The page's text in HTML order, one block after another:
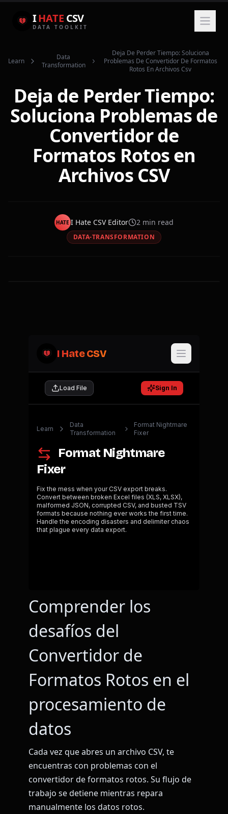
IHATE CSV
DATA TOOLKIT
Learn
Data
Transformation
Deja De Perder Tiempo: Soluciona
Problemas De Convertidor De Formatos
Rotos En Archivos Csv
Deja de Perder Tiempo:
Soluciona Problemas de
Convertidor de
Formatos Rotos en
Archivos CSV
HATE I Hate CSV Editor 2 min read
DATA-TRANSFORMATION
Comprender los
desafíos del
Convertidor de
Formatos Rotos en el
procesamiento de
datos
Cada vez que abres un archivo CSV, te
encuentras con problemas con el
convertidor de formatos rotos. Su flujo de
trabajo se detiene mientras repara
manualmente los datos rotos.